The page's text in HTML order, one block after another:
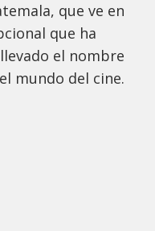
que ve en
que ha
el nombre
mundo del cine.